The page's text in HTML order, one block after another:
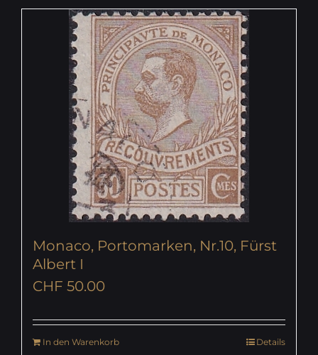
Monaco, Portomarken, Nr.10, Fürst
Albert I
CHF 50.00
In den Warenkorb
Details